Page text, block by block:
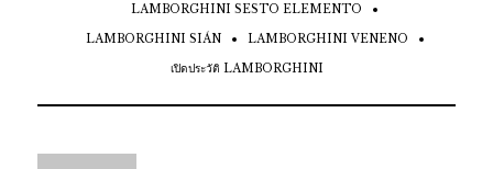
LAMBORGHINI SESTO ELEMENTO
LAMBORGHINI SIÁN LAMBORGHINI VENENO
เปิดประวัติ LAMBORGHINI